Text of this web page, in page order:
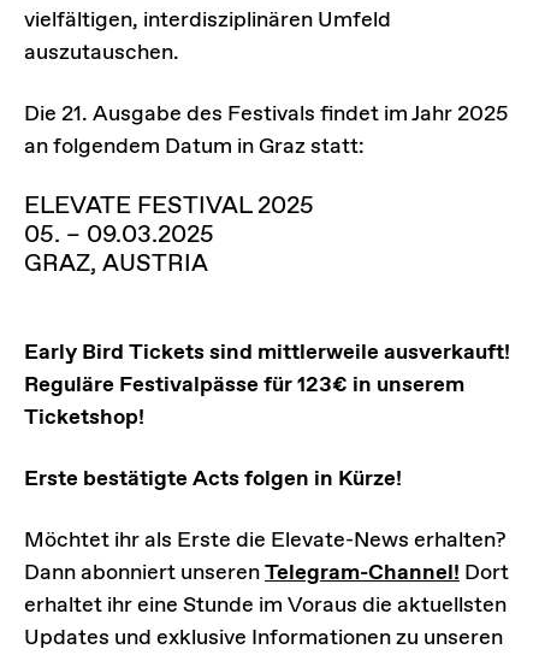
vielfältigen, interdisziplinären Umfeld
auszutauschen.
Die 21. Ausgabe des Festivals findet im Jahr 2025
an folgendem Datum in Graz statt:
ELEVATE FESTIVAL 2025
05. – 09.03.2025
GRAZ, AUSTRIA
Early Bird Tickets sind mittlerweile ausverkauft!
Reguläre Festivalpässe für 123€ in unserem
Ticketshop!
Erste bestätigte Acts folgen in Kürze!
Möchtet ihr als Erste die Elevate-News erhalten?
Dann abonniert unserenTelegram-Channel! Dort
erhaltet ihr eine Stunde im Voraus die aktuellsten
Updates und exklusive Informationen zu unseren